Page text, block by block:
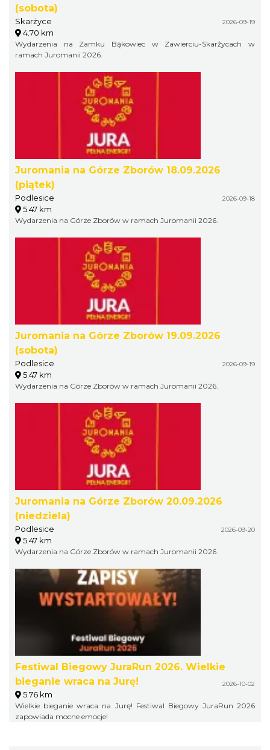
(sobota)
Skarżyce 2026-09-19
4.70 km
Wydarzenia na Zamku Bąkowiec w Zawierciu-Skarżycach w
ramach Juromanii 2026.
Juromania na Górze Zborów 18.09.2026
(piątek)
Podlesice 2026-09-18
5.47 km
Wydarzenia na Górze Zborów w ramach Juromanii 2026.
Juromania na Górze Zborów 19.09.2026
(sobota)
Podlesice 2026-09-19
5.47 km
Wydarzenia na Górze Zborów w ramach Juromanii 2026.
Juromania na Górze Zborów 20.09.2026
(niedziela)
Podlesice 2026-09-20
5.47 km
Wydarzenia na Górze Zborów w ramach Juromanii 2026.
Festiwal Biegowy JuraRun 2026. Wielkie
bieganie wraca na Jurę!
2026-10-02
5.76 km
Wielkie bieganie wraca na Jurę! Festiwal Biegowy JuraRun 2026
zapowiada mocne emocje!